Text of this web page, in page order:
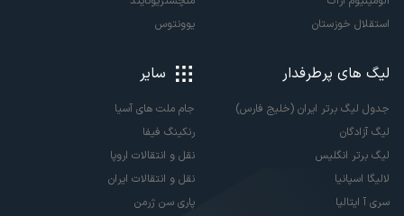
استقلال خوزستان
یوونتوس
لیگ های پرطرفدار
جدول لیگ برتر ایران (خلیج فارس)
لیگ آزادگان
لیگ برتر انگلیس
لالیگا اسپانیا
سری آ ایتالیا
سایر
جام ملت های آسیا
رنکینگ فیفا
نقل و انتقالات اروپا
نقل و انتقالات ایران
پاری سن ژرمن